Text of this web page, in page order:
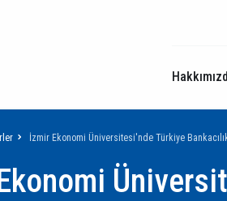
İzmir Ekonomi Üniversitesi'nde Türkiye Bankacılık